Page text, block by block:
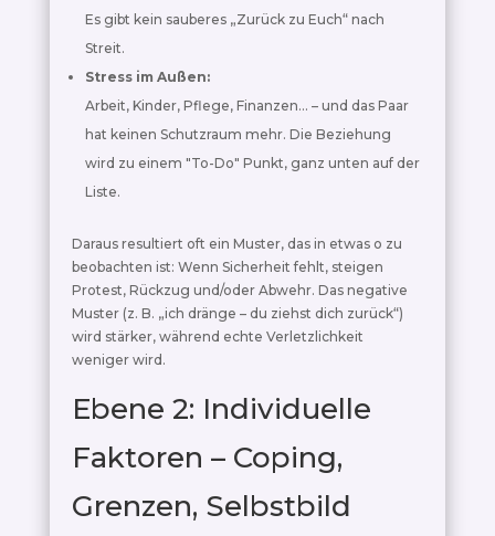
Es gibt kein sauberes „Zurück zu Euch“ nach
Streit.
Stress im Außen:
Arbeit, Kinder, Pflege, Finanzen... – und das Paar
hat keinen Schutzraum mehr. Die Beziehung
wird zu einem "To-Do" Punkt, ganz unten auf der
Liste.
Daraus resultiert oft ein Muster, das in etwas o zu
beobachten ist: Wenn Sicherheit fehlt, steigen
Protest, Rückzug und/oder Abwehr. Das negative
Muster (z. B. „ich dränge – du ziehst dich zurück“)
wird stärker, während echte Verletzlichkeit
weniger wird.
Ebene 2: Individuelle
Faktoren – Coping,
Grenzen, Selbstbild